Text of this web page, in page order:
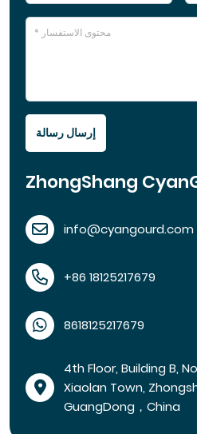
إرسال رسالة
ZhongShang
info@cyangourd.com
+86 18125217679
8618125217679
4th Floor, Building B,
Xiaolan Town,
GuangDong，China